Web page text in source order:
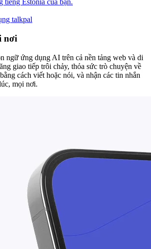
Estonia của bạn.
talkpal
nơi
ngữ ứng dụng AI trên cả nền tảng web và di
giao tiếp trôi chảy, thỏa sức trò chuyện về
cách viết hoặc nói, và nhận các tin nhắn
mọi nơi.